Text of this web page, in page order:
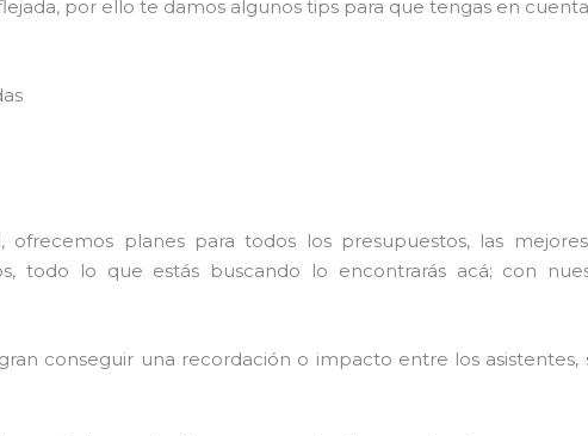
por ello te damos algunos tips para que tengas en
ofrecemos planes para todos los presupuestos, las
todo lo que estás buscando lo encontrarás acá; con
conseguir una recordación o impacto entre los